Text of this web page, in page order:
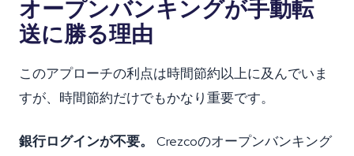
オープンバンキングが手動転
送に勝る理由
このアプローチの利点は時間節約以上に及んでいま
すが、時間節約だけでもかなり重要です。
銀行ログインが不要。
Crezcoのオープンバンキング